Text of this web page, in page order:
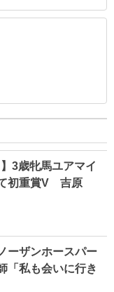
3歳牝馬ユアマイ
初重賞V 吉原
ーザンホースパー
私も会いに行き